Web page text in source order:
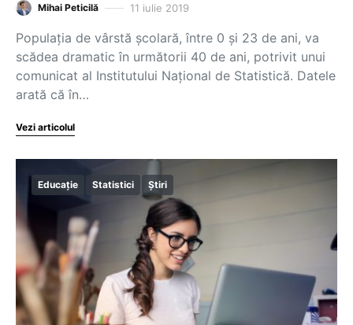
Mihai Peticilă 11 iulie 2019
Populația de vârstă școlară, între 0 și 23 de ani, va
scădea dramatic în următorii 40 de ani, potrivit unui
comunicat al Institutului Naţional de Statistică. Datele
arată că în…
Vezi articolul
Educație Statistici Știri